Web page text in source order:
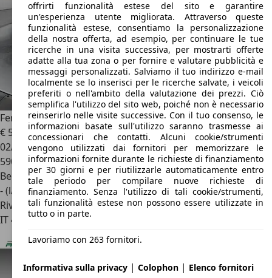
Ferrari 12 Cilindri12Cilindri Spider 6.5 V12 DCT
€ 535.0001
02/2026
590 km
Benzina
- (l/100 km)
Rivenditore
IT 46029Suzzara - Mantova - Mn
offrirti funzionalità estese del sito e garantire
un'esperienza utente migliorata. Attraverso queste
funzionalità estese, consentiamo la personalizzazione
della nostra offerta, ad esempio, per continuare le tue
ricerche in una visita successiva, per mostrarti offerte
adatte alla tua zona o per fornire e valutare pubblicità e
messaggi personalizzati. Salviamo il tuo indirizzo e-mail
localmente se lo inserisci per le ricerche salvate, i veicoli
preferiti o nell'ambito della valutazione dei prezzi. Ciò
semplifica l'utilizzo del sito web, poiché non è necessario
reinserirlo nelle visite successive. Con il tuo consenso, le
informazioni basate sull'utilizzo saranno trasmesse ai
concessionari che contatti. Alcuni cookie/strumenti
vengono utilizzati dai fornitori per memorizzare le
informazioni fornite durante le richieste di finanziamento
per 30 giorni e per riutilizzarle automaticamente entro
tale periodo per compilare nuove richieste di
finanziamento. Senza l'utilizzo di tali cookie/strumenti,
tali funzionalità estese non possono essere utilizzate in
tutto o in parte.
Lavoriamo con 263 fornitori.
Informativa sulla privacy | Colophon | Elenco fornitori